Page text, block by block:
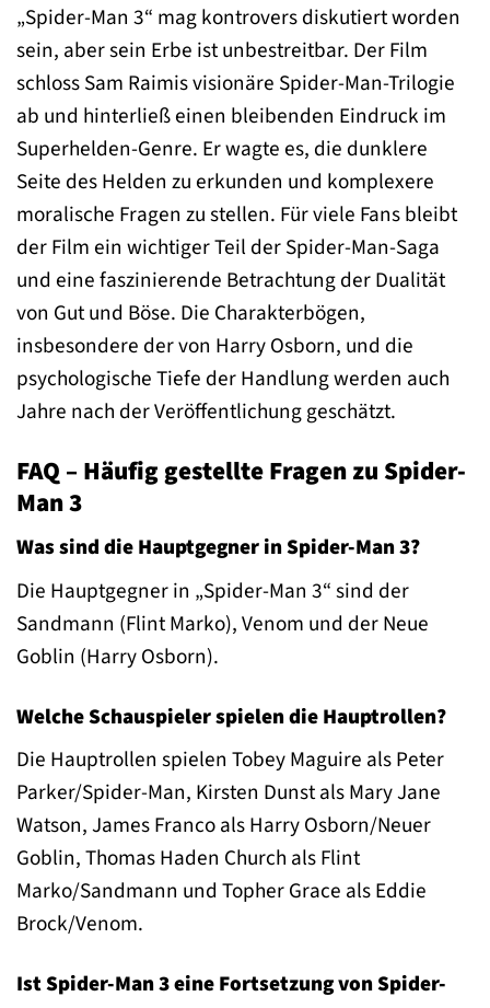
„Spider-Man 3“ mag kontrovers diskutiert worden
sein, aber sein Erbe ist unbestreitbar. Der Film
schloss Sam Raimis visionäre Spider-Man-Trilogie
ab und hinterließ einen bleibenden Eindruck im
Superhelden-Genre. Er wagte es, die dunklere
Seite des Helden zu erkunden und komplexere
moralische Fragen zu stellen. Für viele Fans bleibt
der Film ein wichtiger Teil der Spider-Man-Saga
und eine faszinierende Betrachtung der Dualität
von Gut und Böse. Die Charakterbögen,
insbesondere der von Harry Osborn, und die
psychologische Tiefe der Handlung werden auch
Jahre nach der Veröffentlichung geschätzt.
FAQ – Häufig gestellte Fragen zu Spider-
Man 3
Was sind die Hauptgegner in Spider-Man 3?
Die Hauptgegner in „Spider-Man 3“ sind der
Sandmann (Flint Marko), Venom und der Neue
Goblin (Harry Osborn).
Welche Schauspieler spielen die Hauptrollen?
Die Hauptrollen spielen Tobey Maguire als Peter
Parker/Spider-Man, Kirsten Dunst als Mary Jane
Watson, James Franco als Harry Osborn/Neuer
Goblin, Thomas Haden Church als Flint
Marko/Sandmann und Topher Grace als Eddie
Brock/Venom.
Ist Spider-Man 3 eine Fortsetzung von Spider-